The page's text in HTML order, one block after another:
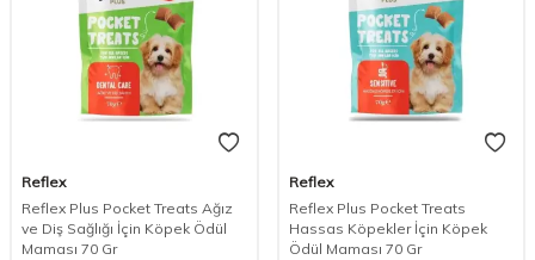
Reflex
Reflex Plus Pocket Treats Ağız
ve Diş Sağlığı İçin Köpek Ödül
Maması 70 Gr
Reflex
Reflex Plus Pocket Treats
Hassas Köpekler İçin Köpek
Ödül Maması 70 Gr